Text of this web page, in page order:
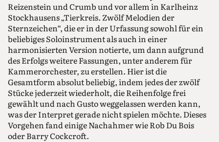
Reizenstein und Crumb und vor allem in Karlheinz
Stockhausens „Tierkreis. Zwölf Melodien der
Sternzeichen“, die er in der Urfassung sowohl für ein
beliebiges Soloinstrument als auch in einer
harmonisierten Version notierte, um dann aufgrund
des Erfolgs weitere Fassungen, unter anderem für
Kammerorchester, zu erstellen. Hier ist die
Gesamtform absolut beliebig, indem jedes der zwölf
Stücke jederzeit wiederholt, die Reihenfolge frei
gewählt und nach Gusto weggelassen werden kann,
was der Interpret gerade nicht spielen möchte. Dieses
Vorgehen fand einige Nachahmer wie Rob Du Bois
oder Barry Cockcroft.